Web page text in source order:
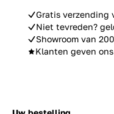
Gratis verzending
Niet tevreden?
Showroom van
Klanten geven